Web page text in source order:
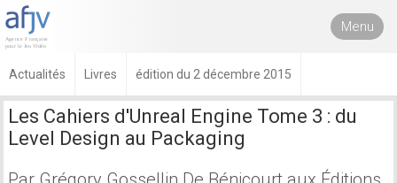
Menu
Actualités Livres édition du 2 décembre 2015
Les Cahiers d'Unreal Engine Tome 3 : du
Level Design au Packaging